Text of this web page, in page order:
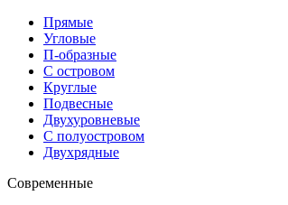
Прямые
Угловые
П-образные
С островом
Круглые
Подвесные
Двухуровневые
С полуостровом
Двухрядные
Современные